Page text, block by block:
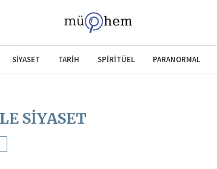
SİYASET TARİH SPİRİTÜEL PARANORMAL
SIYASET